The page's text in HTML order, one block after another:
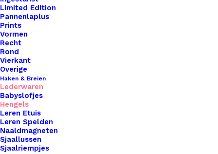
Limited Edition
Pannenlaplus
Prints
Vormen
Recht
Rond
Vierkant
Overige
Haken & Breien
Lederwaren
Babyslofjes
Hengels
Leren Etuis
Leren Spelden
Naaldmagneten
Sjaallussen
Sjaalriempjes
Home
Leren Tas Hengsel Lengte 40cm Olijf
Leren Tas Hengsel
Lengte 40cm Olijf
€11,95
Tashengsel wordt compleet geleverd inclusief D-
ringen en schroefjes zoals de foto. .